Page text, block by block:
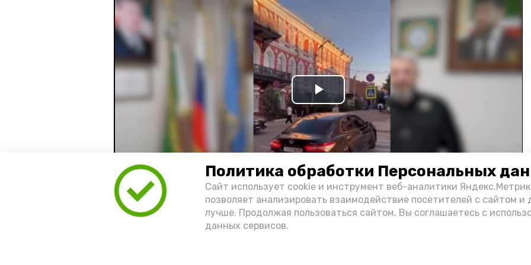
Политика обработки Персональных
Сайт использует cookie и инструмент веб-аналитики
позволяет анализировать взаимодействие посетителей с сайтом и
лучше. Продолжая пользоваться сайтом, Вы соглашаетесь с
данных сервисов.
Play
Video
Видео: управление пресс-службы и информации администрации губернатора АО